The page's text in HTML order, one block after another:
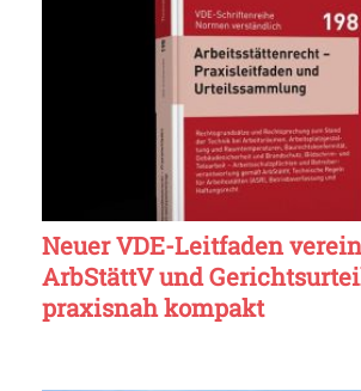
Neuer VDE-Leitfaden
ArbStättV und
praxisnah kompakt